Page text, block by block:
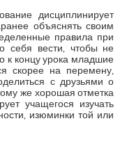
дисциплинирует
объяснять своим
правила при
себя вести, чтобы не
к концу урока младшие
скорее на перемену,
с друзьями о
же хорошая отметка
учащегося изучать
изюминки той или